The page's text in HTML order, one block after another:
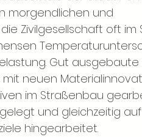
morgendlichen und
Zivilgesellschaft oft im
Gut ausgebaute
neuen
im Straßenbau
und gleichzeitig
hingearbeitet.